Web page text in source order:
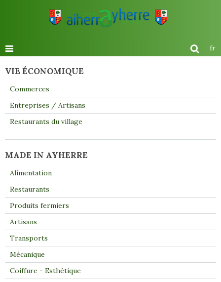
fr
VIE ÉCONOMIQUE
Commerces
Entreprises / Artisans
Restaurants du village
MADE IN AYHERRE
Alimentation
Restaurants
Produits fermiers
Artisans
Transports
Mécanique
Coiffure - Esthétique